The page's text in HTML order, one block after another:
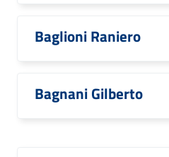
Baglioni Raniero
Bagnani Gilberto